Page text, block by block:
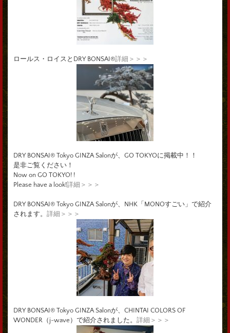
ロールス・ロイスとDRY BONSAI®詳細＞＞＞
DRY BONSAI® Tokyo GINZA Salonが、GO TOKYOに掲載中！！
是非ご覧ください！
Now on GO TOKYO! !
Please have a look!詳細＞＞＞
DRY BONSAI® Tokyo GINZA Salonが、NHK「MONOすごい」で紹介
されます。 詳細＞＞＞
DRY BONSAI® Tokyo GINZA Salonが、CHINTAI COLORS OF
WONDER（j-wave）で紹介されました。 詳細＞＞＞